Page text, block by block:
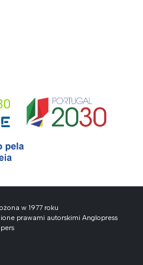
w 1977 roku
prawami autorskimi Anglopress